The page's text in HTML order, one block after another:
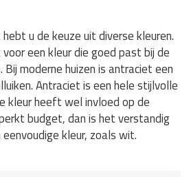
u de keuze uit diverse kleuren.
een kleur die goed past bij de
moderne huizen is antraciet een
Antraciet is een hele stijlvolle
kleur heeft wel invloed op de
budget, dan is het verstandig
kleur, zoals wit.